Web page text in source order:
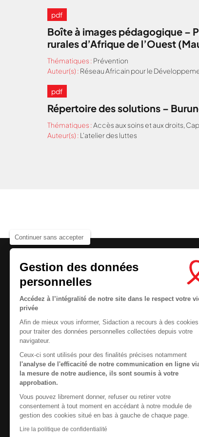
Continuer sans accepter
Gestion des données
personnelles
Accédez à l’intégralité de notre site dans le respect votre
privée
Afin de mieux vous informer, Sidaction a recours à des cookies
pour traiter des données personnelles collectées depuis votre
navigateur.
Ceux-ci sont utilisés pour des finalités précises notamment
l'analyse de l'efficacité de notre communication en ligne
la mesure de notre audience, ils sont soumis à votre
approbation.
Vous pouvez librement donner, refuser ou retirer votre
consentement à tout moment en accédant à notre module de
gestion des cookies situé en bas à gauche de chaque page.
Lire la politique de confidentialité
pdf
Boîte à images pédagogique –
rurales d’Afrique de l’Ouest
Thématiques : Prévention
Auteur(s) : Réseau Africain pour le
pdf
Répertoire des solutions –
Thématiques :Accès aux soins et aux droits,
Auteur(s) : L'atelier des luttes
Nous cherchons le
Le centre de ressources de
disposer de ressources
. À
la Plateforme ELSA, le Centre de
désormais gérée par Sidaction qui a
reprendre le pilotage.
Contactez-nous
Newsletter